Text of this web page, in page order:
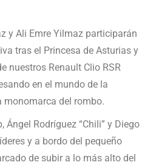
y Ali Emre Yilmaz participarán
tras el Princesa de Asturias y
nuestros Renault Clio RSR
en el mundo de la
monomarca del rombo.
Ángel Rodríguez “Chili” y Diego
y a bordo del pequeño
de subir a lo más alto del